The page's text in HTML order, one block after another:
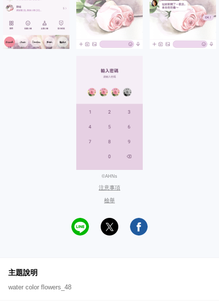
©AHNs
注意事項
檢舉
主題說明
water color flowers_48